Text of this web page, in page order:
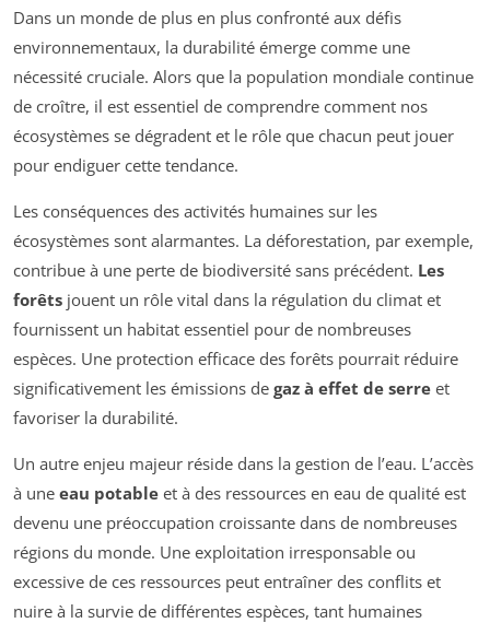
Dans un monde de plus en plus confronté aux défis
environnementaux, la durabilité émerge comme une
nécessité cruciale. Alors que la population mondiale continue
de croître, il est essentiel de comprendre comment nos
écosystèmes se dégradent et le rôle que chacun peut jouer
pour endiguer cette tendance.
Les conséquences des activités humaines sur les
écosystèmes sont alarmantes. La déforestation, par exemple,
contribue à une perte de biodiversité sans précédent. Les
forêts jouent un rôle vital dans la régulation du climat et
fournissent un habitat essentiel pour de nombreuses
espèces. Une protection efficace des forêts pourrait réduire
significativement les émissions de gaz à effet de serre et
favoriser la durabilité.
Un autre enjeu majeur réside dans la gestion de l’eau. L’accès
à une eau potable et à des ressources en eau de qualité est
devenu une préoccupation croissante dans de nombreuses
régions du monde. Une exploitation irresponsable ou
excessive de ces ressources peut entraîner des conflits et
nuire à la survie de différentes espèces, tant humaines